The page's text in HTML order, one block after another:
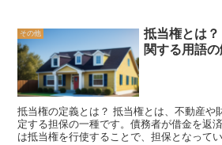
公団住宅は、低所得者や高齢者、障害者な
重要な存在です。経済的な負担を軽減し、
とで、社会的な格差の是正や福祉の向上に
は、多くの人々にとって必要不可欠な存在
ますます重要になっていくでしょう。
す。 また、ローン特約では返済に関する責任の分担も定められてい
ます。例えば、物件の引き渡し前に一部の
合、買主と売主の間で返済責任の移転が行
のような場合、ローン特約によって明確に
るため、買主は安心して引き渡しを待つことができ
ローン特約では返済に関する遅延や不履行
います。例えば、買主が返済期限を守らな
利息の支払いを求められることがあります
に対する責任を強く意識し、返済計画をし
その他
抵当権とは
関する用語
抵当権の定義とは？ 抵当権とは、不動産や財産に対して債権者が設
定する担保の一種です。債務者が借金を返
は抵当権を行使することで、担保となって